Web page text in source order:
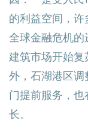
的利益空间，
全球金融危机的
建筑市场开始复
外，石湖港区调
门提前服务，
长。